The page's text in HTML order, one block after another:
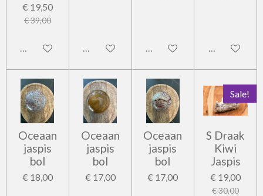
€ 19,50
€ 39,00
In winkelwagen In winkelwagen In winkelwagen In
Oceaan
jaspis
bol
€ 18,00
Oceaan
jaspis
bol
€ 17,00
Oceaan
jaspis
bol
€ 17,00
Sale!
S Draak
Kiwi
Jaspis
€ 19,00
€ 30,00